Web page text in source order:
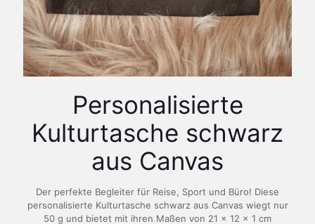
Personalisierte
Kulturtasche schwarz
aus Canvas
Der perfekte Begleiter für Reise, Sport und Büro! Diese
personalisierte Kulturtasche schwarz aus Canvas wiegt nur
50 g und bietet mit ihren Maßen von 21 x 12 x 1 cm